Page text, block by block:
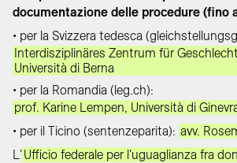
documentazione delle procedure (fino
• per la Svizzera tedesca
Interdisziplinäres Zentrum für
Università di Berna
• per la Romandia (leg.ch):
prof. Karine Lempen, Università di
• per il Ticino (sentenzeparita): avv.
L'Ufficio federale per l'uguaglianza fra